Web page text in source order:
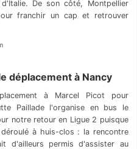
De son côté, Montpellier
franchir un cap et retrouver
déplacement à Nancy
à Marcel Picot pour
Paillade l'organise en bus le
notre retour en Ligue 2 puisque
à huis-clos : la rencontre
d'ailleurs permis d'assister au